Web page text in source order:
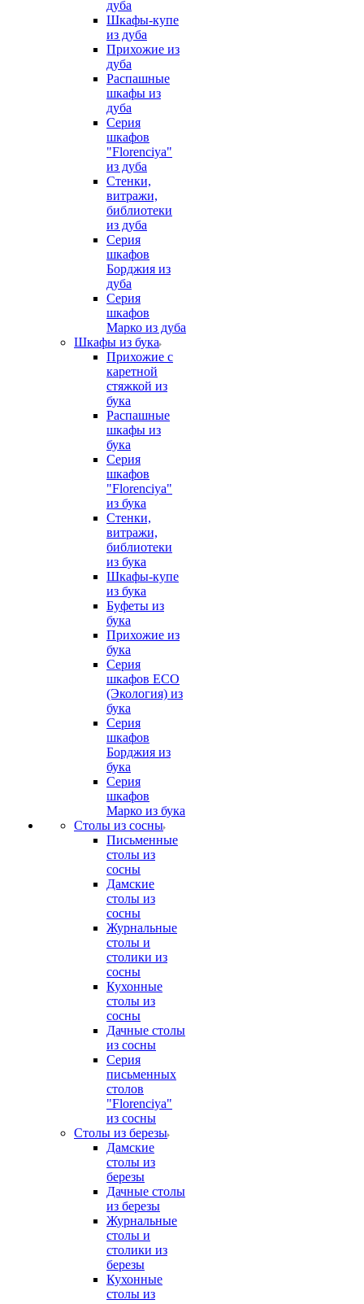
дуба
Шкафы-купе
из дуба
Прихожие из
дуба
Распашные
шкафы из
дуба
Серия
шкафов
"Florenciya"
из дуба
Стенки,
витражи,
библиотеки
из дуба
Серия
шкафов
Борджия из
дуба
Серия
шкафов
Марко из дуба
Шкафы из бука
Прихожие с
каретной
стяжкой из
бука
Распашные
шкафы из
бука
Серия
шкафов
"Florenciya"
из бука
Стенки,
витражи,
библиотеки
из бука
Шкафы-купе
из бука
Буфеты из
бука
Прихожие из
бука
Серия
шкафов ECO
(Экология) из
бука
Серия
шкафов
Борджия из
бука
Серия
шкафов
Марко из бука
Столы из сосны
Письменные
столы из
сосны
Дамские
столы из
сосны
Журнальные
столы и
столики из
сосны
Кухонные
столы из
сосны
Дачные столы
из сосны
Серия
письменных
столов
"Florenciya"
из сосны
Столы из березы
Дамские
столы из
березы
Дачные столы
из березы
Журнальные
столы и
столики из
березы
Кухонные
столы из